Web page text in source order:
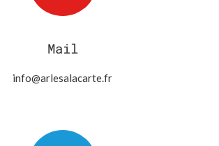
Mail
info@arlesalacarte.fr